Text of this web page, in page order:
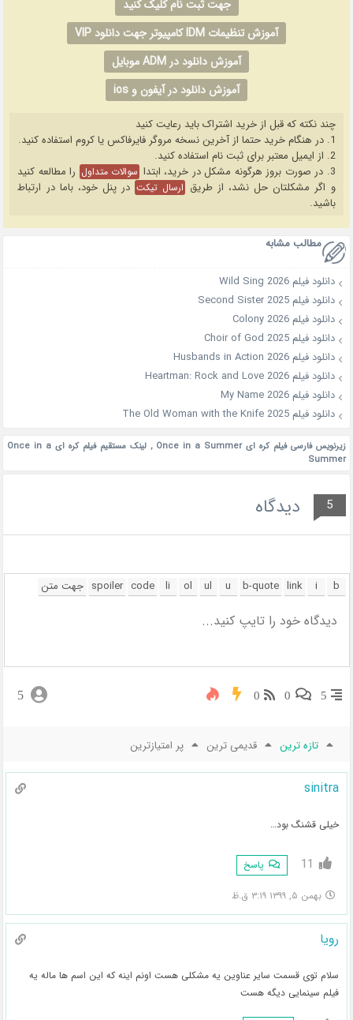
جهت ثبت نام کلیک کنید
آموزش تنظیمات IDM کامپیوتر جهت دانلود VIP
آموزش دانلود در ADM موبایل
آموزش دانلود در آیفون و ios
چند نکته که قبل از خرید اشتراک باید رعایت کنید
1. در هنگام خرید حتما از آخرین نسخه مروگر فایرفاکس یا کروم استفاده کنید.
2. از ایمیل معتبر برای ثبت نام استفاده کنید.
3. در صورت بروز هرگونه مشکل در خرید، ابتدا
سوالات متداول را مطالعه کنید
و اگر مشکلتان حل نشد، از طریق ارسال تیکت در پنل خود، باما در ارتباط
باشید.
مطالب مشابه
دانلود فیلم Wild Sing 2026
دانلود فیلم Second Sister 2025
دانلود فیلم Colony 2026
دانلود فیلم Choir of God 2025
دانلود فیلم Husbands in Action 2026
دانلود فیلم Heartman: Rock and Love 2026
دانلود فیلم My Name 2026
دانلود فیلم The Old Woman with the Knife 2025
زیرنویس فارسی فیلم کره ای Once in a Summer ,
لینک مستقیم فیلم کره ای Once in a
Summer
5 دیدگاه
5
0
0
5
تازه ترین قدیمی ترین پر امتیازترین
sinitra
خیلی قشنگ بود…
11 پاسخ
بهمن ۵, ۱۳۹۹ ۳:۱۹ ق.ظ
رویا
سلام توی قسمت سایر عناوین یه مشکلی هست اونم اینه که این اسم ها ماله یه
فیلم سینمایی دیگه هست